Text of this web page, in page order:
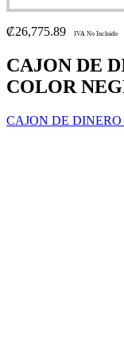
₡26,775.89 IVA No Incluido
CAJON DE
COLOR
CAJON DE